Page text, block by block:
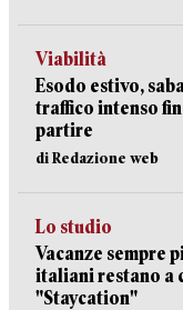
Viabilità
Esodo estivo,
traffico intenso
partire
di Redazione web
Lo studio
Vacanze sempre
italiani restano a
"Staycation"